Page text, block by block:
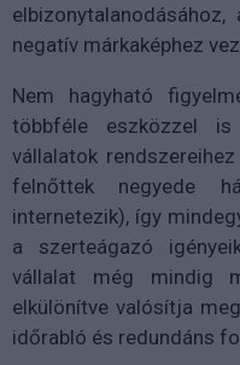
negatív márkaképhez
Nem hagyható
többféle eszközzel is
vállalatok
felnőttek negyede
internetezik), így
a szerteágazó
vállalat még mindig
elkülönítve valósítja
időrabló és redundáns